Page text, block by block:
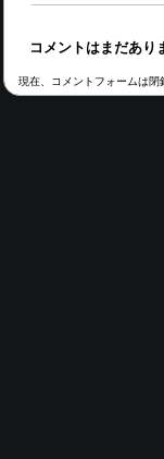
コメントはまだあり
現在、コメントフォームは閉